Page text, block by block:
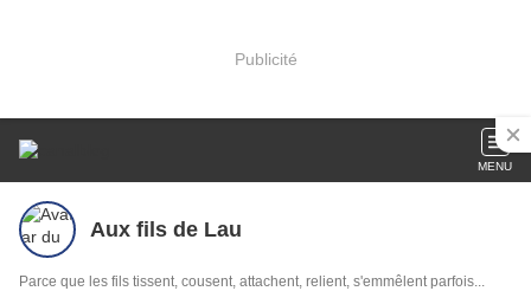
Publicité
MENU
Aux fils de Lau
Parce que les fils tissent, cousent, attachent, relient, s'emmêlent parfois...